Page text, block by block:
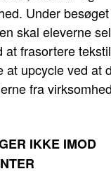
Under
skal eleverne
frasortere
upcycle ved at
fra
IKKE IMOD